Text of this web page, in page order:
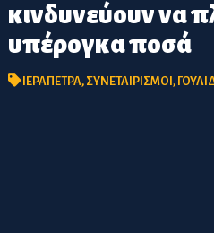
κινδυνεύουν να
υπέρογκα ποσά
ΙΕΡΑΠΕΤΡΑ, ΣΥΝΕΤΑΙΡΙΣΜΟΙ,